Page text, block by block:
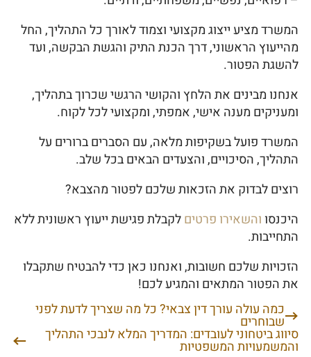
המשרד מציע ייצוג מקצועי וצמוד לאורך כל התהליך, החל
מהייעוץ הראשוני, דרך הכנת התיק והגשת הבקשה, ועד
להשגת הפטור.
אנחנו מבינים את הלחץ והקושי הרגשי שכרוך בתהליך,
ומעניקים מענה אישי, אמפתי, ומקצועי לכל לקוח.
המשרד פועל בשקיפות מלאה, עם הסברים ברורים על
התהליך, הסיכויים, והצעדים הבאים בכל שלב.
רוצים לבדוק את הזכאות שלכם לפטור מהצבא?
היכנסווהשאירו פרטיםלקבלת פגישת ייעוץ ראשונית ללא
התחייבות.
הזכויות שלכם חשובות, ואנחנו כאן כדי להבטיח שתקבלו
את הפטור המתאים והמגיע לכם!
ניווטכמה עולה עורך דין צבאי? כל מה שצריך לדעת לפני
שבוחרים
סיווג ביטחוני לעובדים: המדריך המלא לנבכי התהליך
והמשמעויות המשפטיות